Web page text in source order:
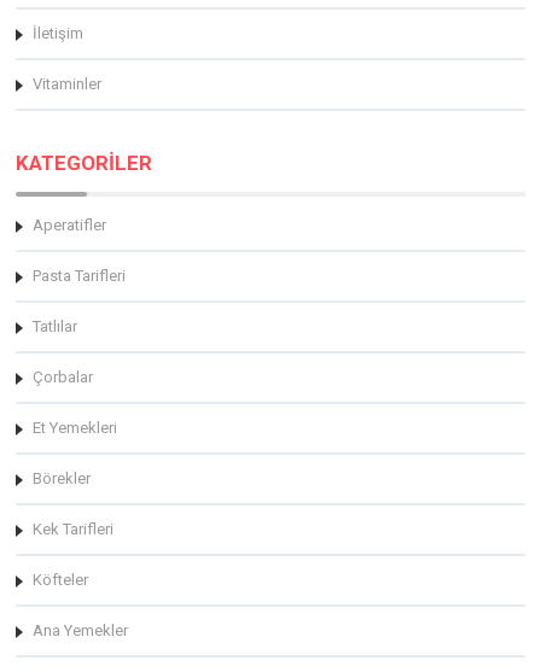
İletişim
Vitaminler
KATEGORİLER
Aperatifler
Pasta Tarifleri
Tatlılar
Çorbalar
Et Yemekleri
Börekler
Kek Tarifleri
Köfteler
Ana Yemekler